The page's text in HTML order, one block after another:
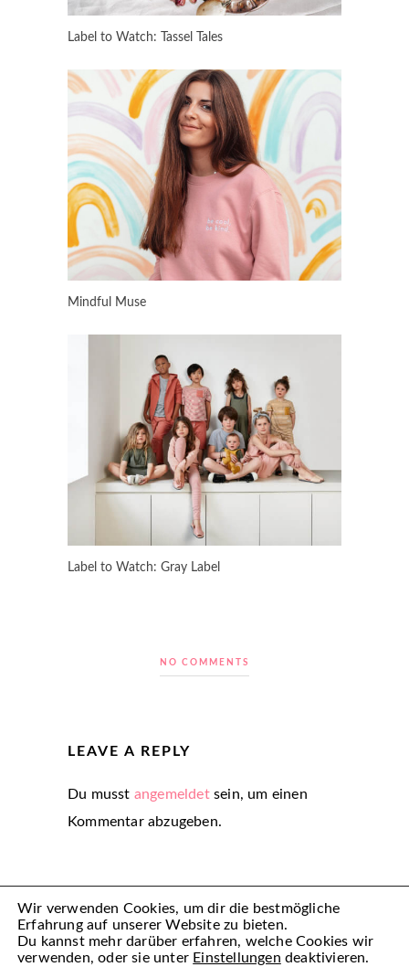
Label to Watch: Tassel Tales
Mindful Muse
Label to Watch: Gray Label
NO COMMENTS
LEAVE A REPLY
Du musst angemeldetsein, um einen
Kommentar abzugeben.
Wir verwenden Cookies, um dir die bestmögliche
Erfahrung auf unserer Website zu bieten.
Du kannst mehr darüber erfahren, welche Cookies wir
verwenden, oder sie unter Einstellungen deaktivieren.